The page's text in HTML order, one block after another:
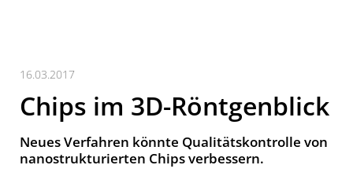
16.03.2017
Chips im 3D-Röntgenblick
Neues Verfahren könnte Qualitätskontrolle von
nanostrukturierten Chips verbessern.